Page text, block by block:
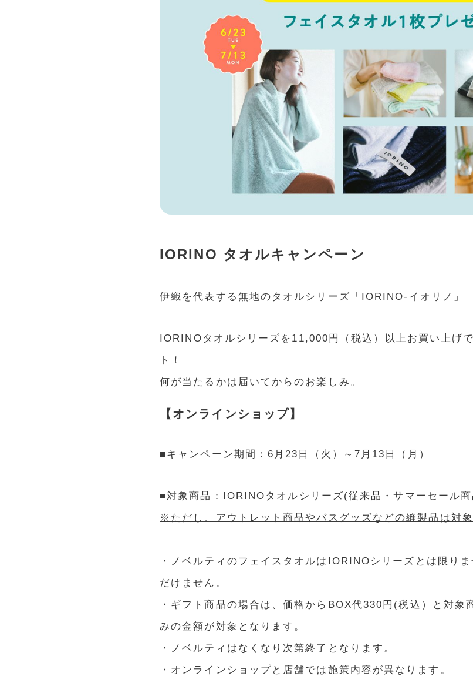
IORINO タオルキャンペーン
伊織を代表する無地のタオルシリーズ「IORINO-イオリノ」
IORINOタオルシリーズを11,000円（税込）以上お買い上げ
ト！
何が当たるかは届いてからのお楽しみ。
【オンラインショップ】
■キャンペーン期間：6月23日（火）～7月13日（月）
■対象商品：IORINOタオルシリーズ(従来品・サマーセール商
※ただし、アウトレット商品やバスグッズなどの縫製品は対象
・ノベルティのフェイスタオルはIORINOシリーズとは限り
だけません。
・ギフト商品の場合は、価格からBOX代330円(税込）と対象
みの金額が対象となります。
・ノベルティはなくなり次第終了となります。
・オンラインショップと店舗では施策内容が異なります。